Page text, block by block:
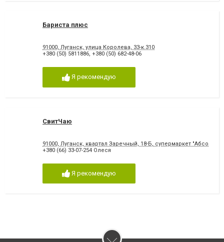
Бариста плюс
91000, Луганск, улица Королева, 33-к.310
+380 (50) 5811886, +380 (50) 682-48-06
Я рекомендую
СвитЧаю
91000, Луганск, квартал Заречный, 18-Б, супермаркет
+380 (66) 33-07-254 Олеся
Я рекомендую